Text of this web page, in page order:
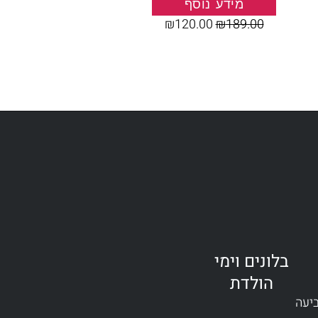
מידע נוסף
₪189.00
₪120.00
בלונים וימי
הולדת